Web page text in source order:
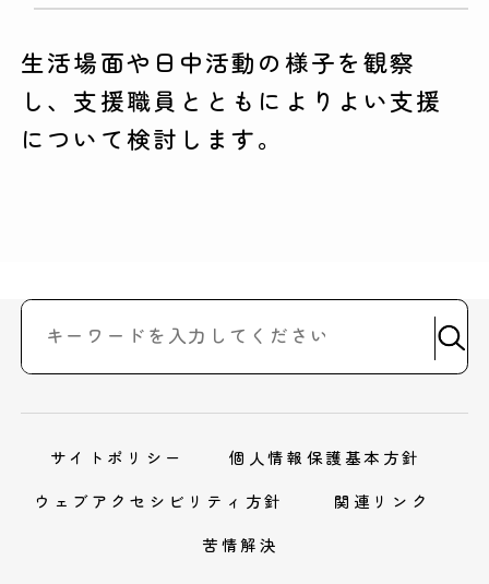
生活場面や日中活動の様子を観察
し、支援職員とともによりよい支援
について検討します。
サイトポリシー
個人情報保護基本方針
ウェブアクセシビリティ方針
関連リンク
苦情解決